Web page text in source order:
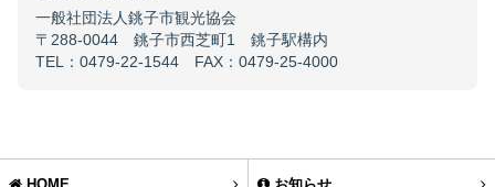
一般社団法人銚子市観光協会
〒288-0044 銚子市西芝町1 銚子駅構内
TEL：0479-22-1544 FAX：0479-25-4000